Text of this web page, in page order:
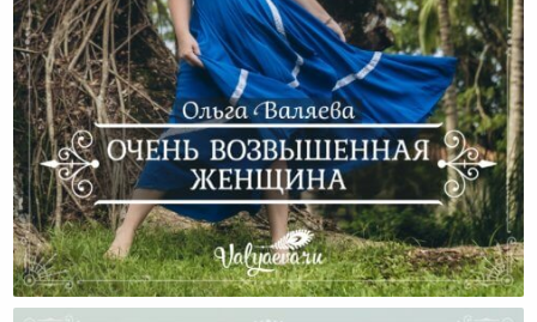
Очень Возвышенная Женщина